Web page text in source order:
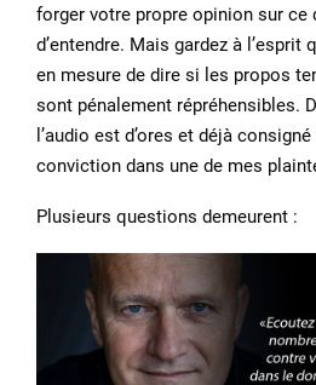
forger votre propre opinion sur ce
d’entendre. Mais gardez à
en mesure de dire si les propos
sont pénalement répréhensibles.
l’audio est d’ores et déjà
conviction dans une de mes
Plusieurs questions demeurent :